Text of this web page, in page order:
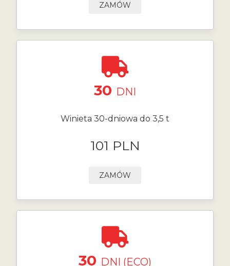
ZAMÓW
30 DNI
Winieta 30-dniowa do 3,5 t
101 PLN
ZAMÓW
30 DNI (ECO)